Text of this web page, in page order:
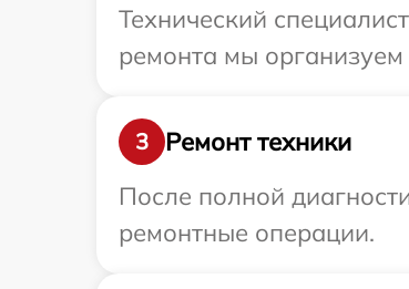
Технический
ремонта мы организуем
3
Ремонт техники
После полной
ремонтные операции.